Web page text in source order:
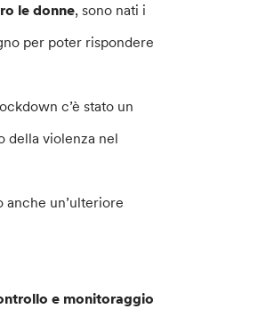
le donne, sono nati i
per poter rispondere
c’è stato un
della violenza nel
un’ulteriore
e monitoraggio